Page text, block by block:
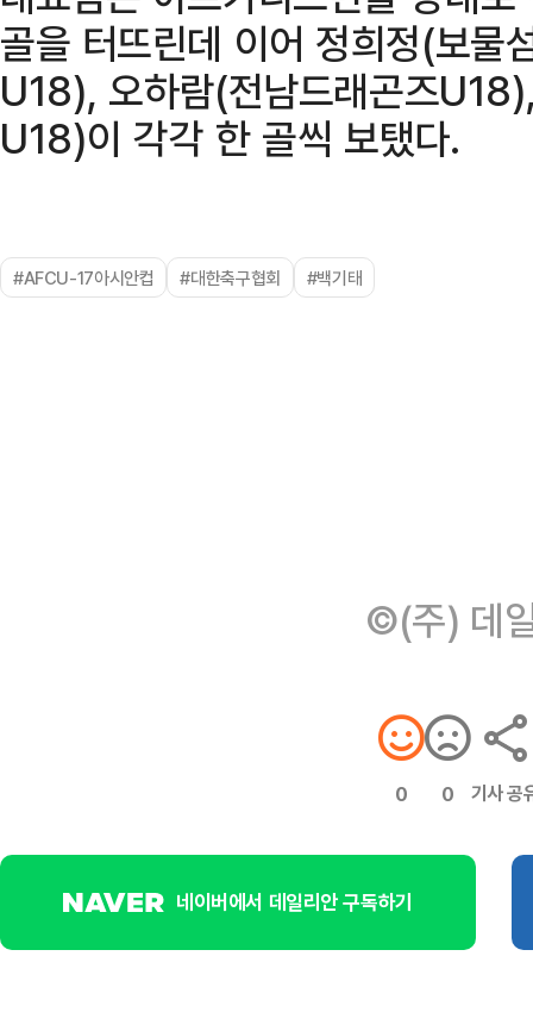
골을 터뜨린데 이어 정희정(보물
U18), 오하람(전남드래곤즈
U18)이 각각 한 골씩 보탰다.
#AFCU-17아시안컵 #대한축구협회 #백기태
©(주) 데
0 0 기사 공
네이버에서 데일리안 구독하기